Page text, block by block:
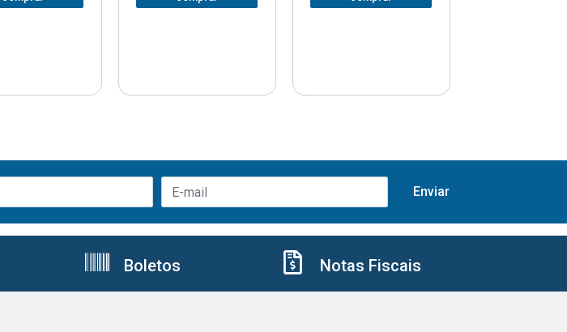
Boletos Notas Fiscais